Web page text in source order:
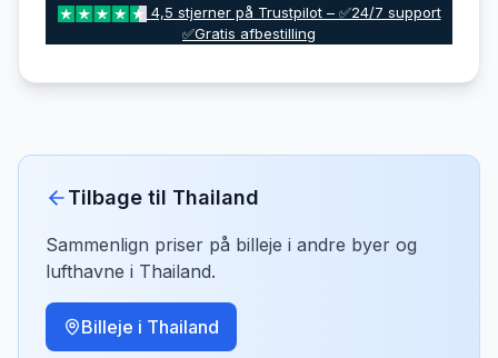
4,5 stjerner på Trustpilot – ✅24/7 support
✅Gratis afbestilling
Tilbage til Thailand
Sammenlign priser på billeje i andre byer og
lufthavne i Thailand.
Billeje i Thailand